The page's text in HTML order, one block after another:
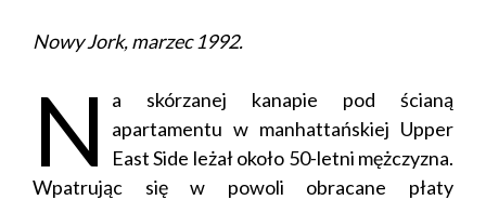
Nowy Jork, marzec 1992.
N
a skórzanej kanapie pod ścianą
apartamentu w manhattańskiej Upper
East Side leżał około 50-letni mężczyzna.
Wpatrując się w powoli obracane płaty